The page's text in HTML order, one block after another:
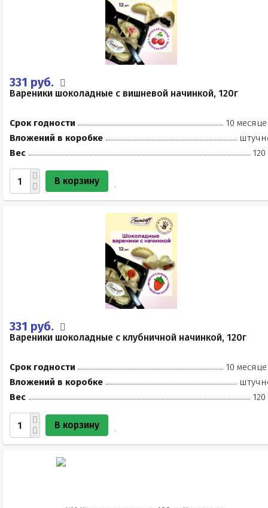
331 руб.
Вареники шоколадные с вишневой начинкой, 120г
Срок годности
10
Вложений в коробке
Вес
120
В корзину
331 руб.
Вареники шоколадные с клубничной начинкой, 120г
Срок годности
10
Вложений в коробке
Вес
120
В корзину